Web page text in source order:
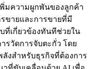
มความผูกพันของลูกค้า
ขายและการขายที่มี
ที่เกี่ยวข้องทันทีช่วยใน
รวัดการจับตะกั่ว โดย
ลังสำหรับธุรกิจที่ต้องการ